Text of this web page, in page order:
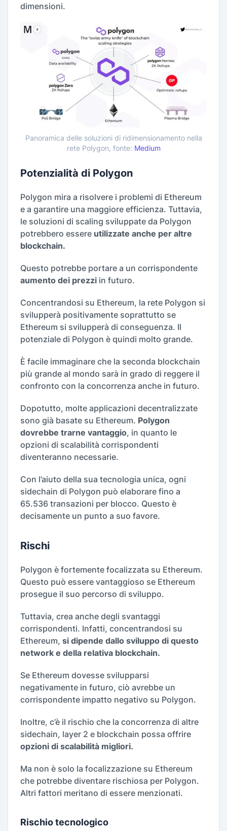
dimensioni.
Panoramica delle soluzioni di ridimensionamento nella
rete Polygon, fonte: Medium
Potenzialità di Polygon
Polygon mira a risolvere i problemi di Ethereum
e a garantire una maggiore efficienza. Tuttavia,
le soluzioni di scaling sviluppate da Polygon
potrebbero essere utilizzate anche per altre
blockchain.
Questo potrebbe portare a un corrispondente
aumento dei prezzi in futuro.
Concentrandosi su Ethereum, la rete Polygon si
svilupperà positivamente soprattutto se
Ethereum si svilupperà di conseguenza. Il
potenziale di Polygon è quindi molto grande.
È facile immaginare che la seconda blockchain
più grande al mondo sarà in grado di reggere il
confronto con la concorrenza anche in futuro.
Dopotutto, molte applicazioni decentralizzate
sono già basate su Ethereum. Polygon
dovrebbe trarne vantaggio, in quanto le
opzioni di scalabilità corrispondenti
diventeranno necessarie.
Con l’aiuto della sua tecnologia unica, ogni
sidechain di Polygon può elaborare fino a
65.536 transazioni per blocco. Questo è
decisamente un punto a suo favore.
Rischi
Polygon è fortemente focalizzata su Ethereum.
Questo può essere vantaggioso se Ethereum
prosegue il suo percorso di sviluppo.
Tuttavia, crea anche degli svantaggi
corrispondenti. Infatti, concentrandosi su
Ethereum, si dipende dallo sviluppo di questo
network e della relativa blockchain.
Se Ethereum dovesse svilupparsi
negativamente in futuro, ciò avrebbe un
corrispondente impatto negativo su Polygon.
Inoltre, c’è il rischio che la concorrenza di altre
sidechain, layer 2 e blockchain possa offrire
opzioni di scalabilità migliori.
Ma non è solo la focalizzazione su Ethereum
che potrebbe diventare rischiosa per Polygon.
Altri fattori meritano di essere menzionati.
Rischio tecnologico